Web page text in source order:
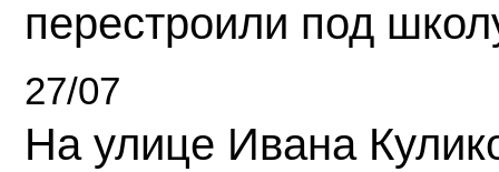
перестроили под
27/07
На улице Ивана